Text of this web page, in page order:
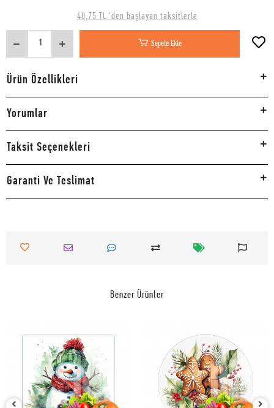
40,75 TL 'den başlayan taksitlerle
Sepete Ekle
Ürün Özellikleri
Yorumlar
Taksit Seçenekleri
Garanti Ve Teslimat
Benzer Ürünler